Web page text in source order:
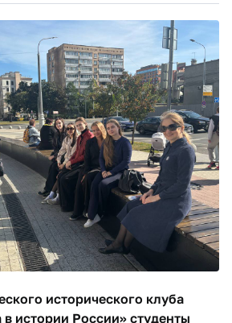
исторического клуба
истории России» студенты